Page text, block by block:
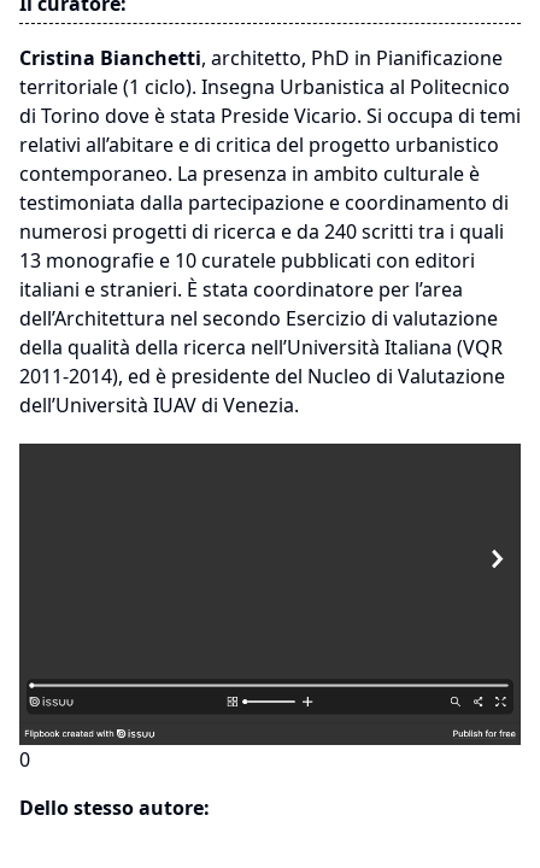
Cristina Bianchetti, architetto, PhD in Pianificazione
territoriale (1 ciclo). Insegna Urbanistica al Politecnico
di Torino dove è stata Preside Vicario. Si occupa di temi
relativi all’abitare e di critica del progetto urbanistico
contemporaneo. La presenza in ambito culturale è
testimoniata dalla partecipazione e coordinamento di
numerosi progetti di ricerca e da 240 scritti tra i quali
13 monografie e 10 curatele pubblicati con editori
italiani e stranieri. È stata coordinatore per l’area
dell’Architettura nel secondo Esercizio di valutazione
della qualità della ricerca nell’Università Italiana (VQR
2011-2014), ed è presidente del Nucleo di Valutazione
dell’Università IUAV di Venezia.
0
Dello stesso autore: